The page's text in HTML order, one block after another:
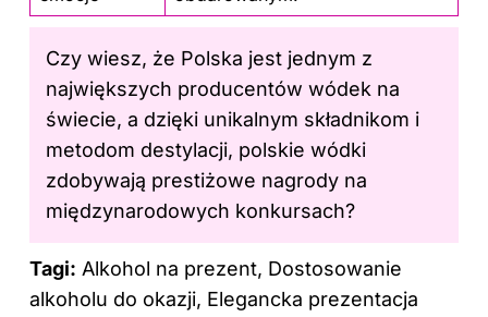
Czy wiesz, że Polska jest jednym z
największych producentów wódek na
świecie, a dzięki unikalnym składnikom i
metodom destylacji, polskie wódki
zdobywają prestiżowe nagrody na
międzynarodowych konkursach?
Tagi: Alkohol na prezent, Dostosowanie
alkoholu do okazji, Elegancka prezentacja